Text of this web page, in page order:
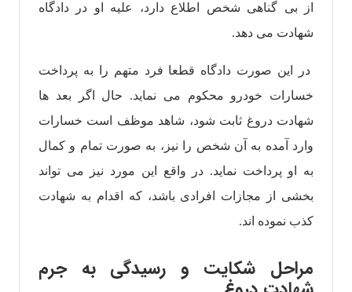
از بی گناهی شخص اطلاع دارد، علیه او در دادگاه
شهادت می دهد.
در این صورت دادگاه قطعا فرد متهم را به پرداخت
خسارات خودرو محکوم می نماید. حال اگر بعد ها
شهادت دروغ ثابت شود، شاهد موظف است خسارات
وارد آمده به آن شخص را نیز، به صورت تمام و کمال
به او پرداخت نماید. در واقع این مورد نیز می تواند
بخشی از مجازات افرادی باشد، که اقدام به شهادت
کذب نموده اند‌‌.
مراحل شکایت و رسیدگی به جرم